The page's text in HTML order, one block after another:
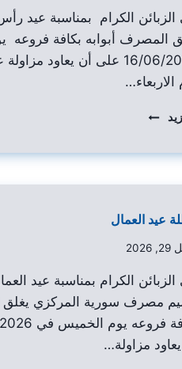
الزبائن الكرام بمناسبة عيد
المصرف أبوابه بكافة فروعه
16/06/2026 على أن يعاود
الاربعاء…
عيد العمال
الزبائن الكرام بمناسبة عيد
مصرف سورية المركزي يغلق
مزاولة…